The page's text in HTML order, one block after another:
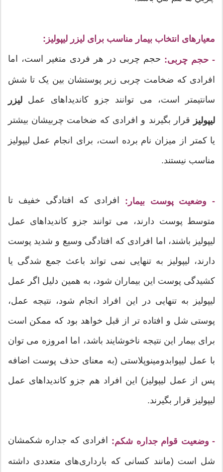
معیارهای انتخاب بیمار مناسب برای لیزر لیپولیز:
- حجم چربی: حجم چربی در هر فردی متغیر است، اما
افرادی که ضخامت چربی زیر پوستشان بین یک تا شش
سانتیمتر است، می توانند جزو کاندیداهای عمل لیزر
لیپولیز قرار بگیرند و افرادی که ضخامت چربیشان بیشتر
یا کمتر از میزان نام برده است، برای انجام عمل لیپولیز
مناسب نیستند.
- وضعیت پوست بیمار: افرادی که افتادگی خفیف تا
متوسط پوست دارند، می توانند جزو کاندیداهای عمل
لیپولیز باشند، اما افرادی که افتادگی وسیع و شدید پوست
دارند، لیپولیز به تنهایی نمی تواند باعث جمع شدگی یا
کشیدگی پوست این بیماران شود، به همین دلیل اگر عمل
لیپولیز به تنهایی در این افراد انجام شود، نتیجه عمل،
پوستی شل و افتاده تر از قبل خواهد بود که ممکن است
برای بیمار این نتیجه ناخوشایند باشد، اما امروزه می توان
با عمل لیپوابدومینوپلاستی (به معنای حذف پوست اضافه
پس از عمل لیپولیز) این افراد هم جزو کاندیداهای عمل
لیپولیز قرار بگیرند.
- وضعیت قوام جداره شکم: افرادی که جداره شکمشان
شل است (مانند کسانی که بارداری‌های متعددی داشته